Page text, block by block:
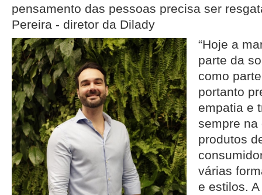
pensamento das pessoas precisa ser
Pereira - diretor da Dilady
“Hoje a
parte da
como
portanto
empatia e
sempre na
produtos
várias
e estilos.